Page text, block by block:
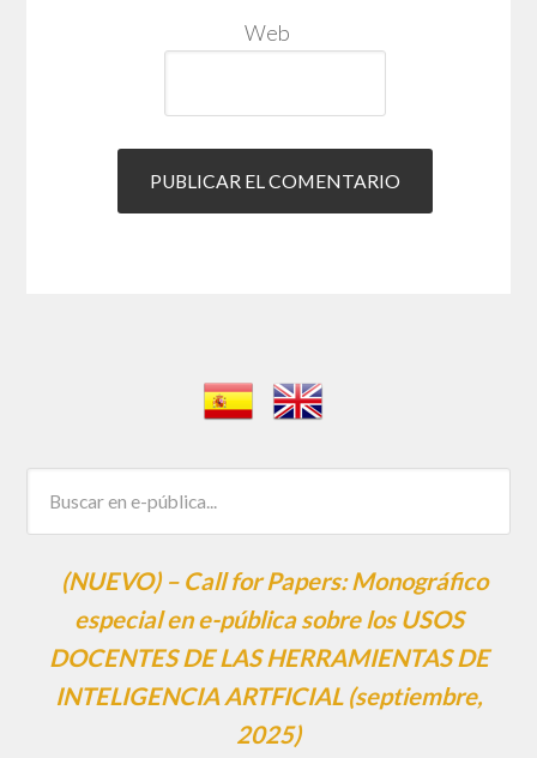
Web
(NUEVO) – Call for Papers: Monográfico
especial en e-pública sobre los USOS
DOCENTES DE LAS HERRAMIENTAS DE
INTELIGENCIA ARTFICIAL (septiembre,
2025)